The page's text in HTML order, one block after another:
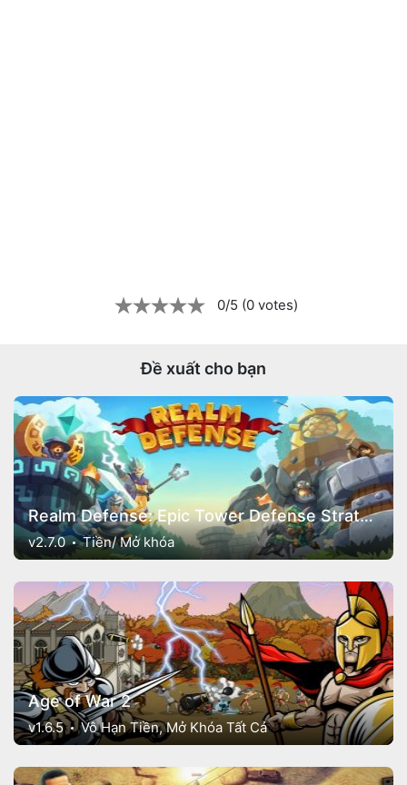
0/5 (0 votes)
Đề xuất cho bạn
Realm Defense: Epic Tower Defense Strategy Game
v2.7.0 Tiền/ Mở khóa
Age of War 2
v1.6.5 Vô Hạn Tiền, Mở Khóa Tất Cả